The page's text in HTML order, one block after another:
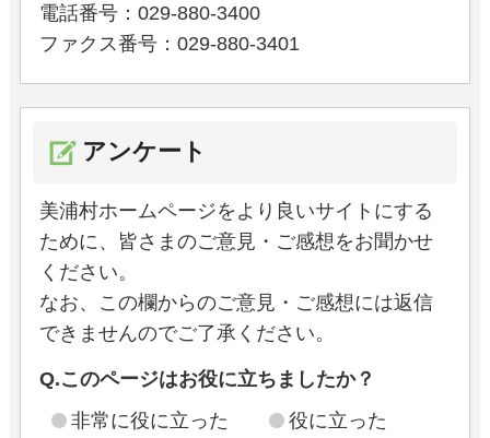
電話番号：029-880-3400
ファクス番号：029-880-3401
アンケート
美浦村ホームページをより良いサイトにする
ために、皆さまのご意見・ご感想をお聞かせ
ください。
なお、この欄からのご意見・ご感想には返信
できませんのでご了承ください。
Q.このページはお役に立ちましたか？
非常に役に立った
役に立った